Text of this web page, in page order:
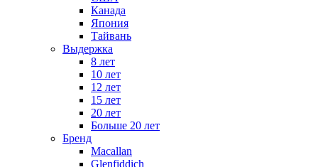
Канада
Япония
Тайвань
Выдержка
8 лет
10 лет
12 лет
15 лет
20 лет
Больше 20 лет
Бренд
Macallan
Glenfiddich